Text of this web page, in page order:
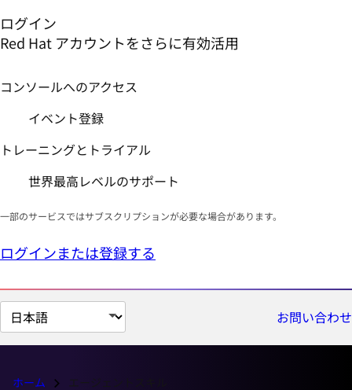
ログイン
Red Hat アカウントをさらに有効活用
コンソールへのアクセス
イベント登録
トレーニングとトライアル
世界最高レベルのサポート
一部のサービスではサブスクリプションが必要な場合があります。
ログインまたは登録する
ペ
ー
の
お問い合わせ
ホーム エージェントスキル